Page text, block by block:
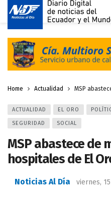
Home Actualidad MSP
ACTUALIDAD EL ORO
SEGURIDAD SOCIAL
MSP abastece de
hospitales de El
Noticias Al Día viernes,